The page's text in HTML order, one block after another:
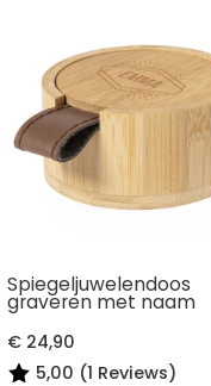
Spiegeljuwelendoos
graveren met naam
€ 24,90
5,00 (1 Reviews)